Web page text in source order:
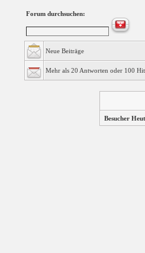
Forum durchsuchen:
Neue Beiträge
Mehr als 20 Antworten oder 100
Besucher